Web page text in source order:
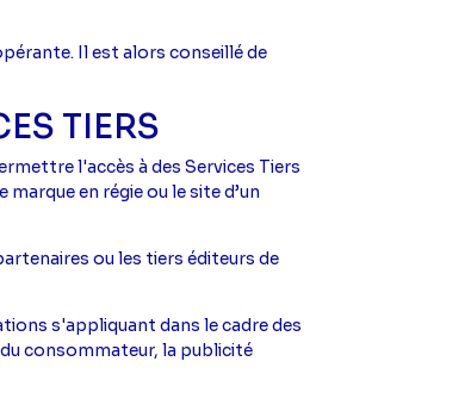
Il est alors conseillé de
TIERS
l'accès à des Services Tiers
en régie ou le site d’un
ou les tiers éditeurs de
s'appliquant dans le cadre des
consommateur, la publicité